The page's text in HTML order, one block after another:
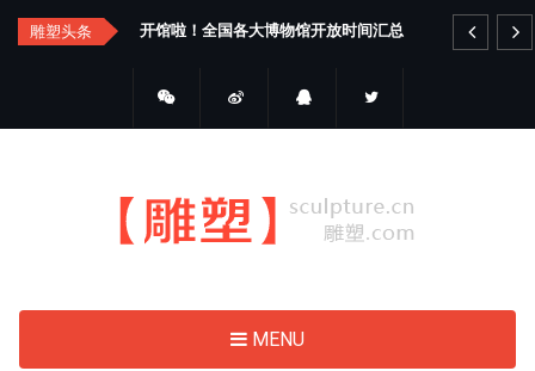
Skip
雕塑头条 开馆啦！全国各大博物馆开放时间汇总
MENU